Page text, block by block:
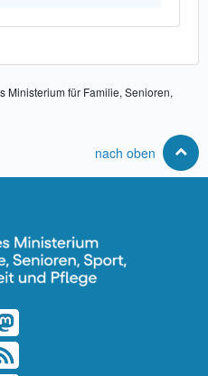
Ministerium für Familie, Senioren,
nach oben